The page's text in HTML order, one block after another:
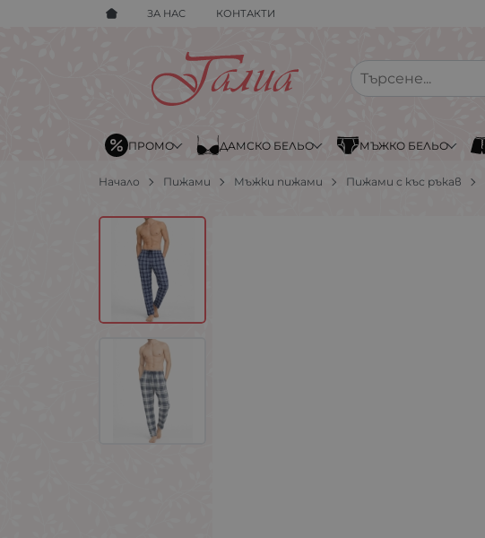
ЗА НАС КОНТАКТИ
ПРОМО ДАМСКО БЕЛЬО МЪЖКО БЕЛЬО
Начало Пижами Мъжки пижами Пижами с къс ръкав